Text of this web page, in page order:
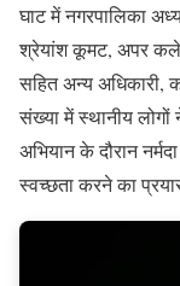
घाट में नगरपालिका
श्रेयांश कूमट, अपर
सहित अन्य अधिकारी,
संख्या में स्थानीय
अभियान के दौरान
स्वच्छता करने का